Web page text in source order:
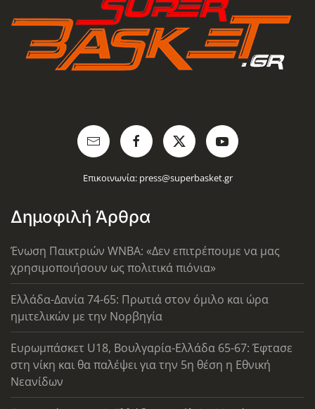
Επικοινωνία: press@superbasket.gr
Δημοφιλή Άρθρα
Ένωση Παικτριών WNBA: «Δεν επιτρέπουμε να μας
χρησιμοποιήσουν ως πολιτικά πιόνια»
Ελλάδα-Δανία 74-65: Πρωτιά στον όμιλο και ώρα
ημιτελικών με την Νορβηγία
Ευρωμπάσκετ U18, Βουλγαρία-Ελλάδα 65-67: Έφτασε
στη νίκη και θα παλέψει για την 5η θέση η Εθνική
Νεανίδων